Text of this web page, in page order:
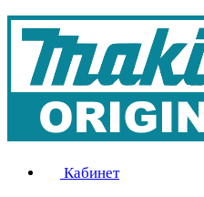
Кабинет